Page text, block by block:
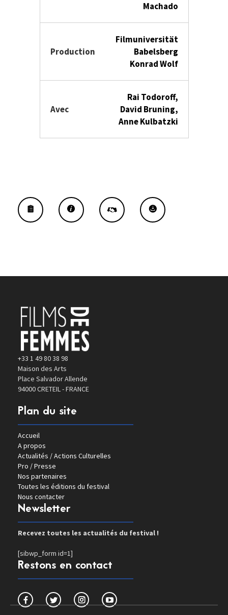
Machado
Production
Filmuniversität
Babelsberg
Konrad Wolf
Avec
Rai Todoroff,
David Bruning,
Anne Kulbatzki
+33 1 49 80 38 98
Maison des Arts
Place Salvador Allende
94000 CRETEIL - FRANCE
Plan du site
Accueil
A propos
Actualités / Actions Culturelles
Pro / Presse
Nos partenaires
Toutes les éditions du festival
Nous contacter
Newsletter
Recevez toutes les actualités du festival !
[sibwp_form id=1]
Restons en contact